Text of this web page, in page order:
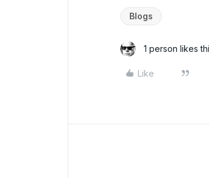
Blogs
1 person likes
Like